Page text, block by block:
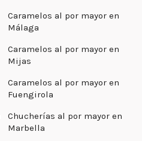
Caramelos al por mayor en
Málaga
Caramelos al por mayor en
Mijas
Caramelos al por mayor en
Fuengirola
Chucherías al por mayor en
Marbella